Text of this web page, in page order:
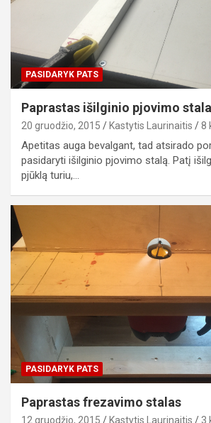
PASIDARYK PATS
Paprastas išilginio pjovimo
20 gruodžio, 2015 Kastytis Laurinaitis 8
Apetitas auga bevalgant, tad atsirado
pasidaryti išilginio pjovimo stalą. Patį
pjūklą turiu,…
PASIDARYK PATS
Paprastas frezavimo stalas
12 gruodžio, 2015 Kastytis Laurinaitis 3